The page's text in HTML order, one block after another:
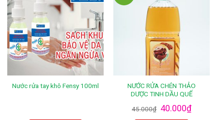
Nước rửa tay khô Fensy 100ml
NƯỚC RỬA CHÉN THẢO
DƯỢC TINH DẦU QUẾ
45.000₫ 40.000₫